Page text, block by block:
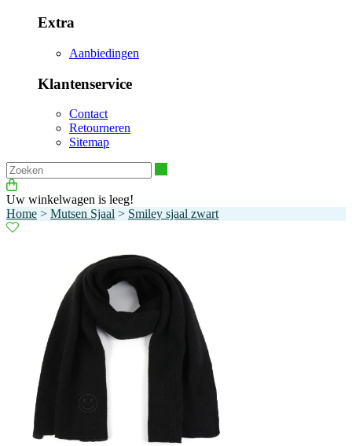
Extra
Aanbiedingen
Klantenservice
Contact
Retourneren
Sitemap
Uw winkelwagen is leeg!
Home > Mutsen Sjaal > Smiley sjaal zwart